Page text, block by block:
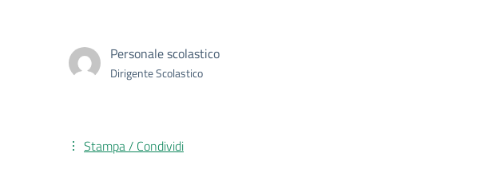
Personale scolastico
Dirigente Scolastico
Stampa / Condividi